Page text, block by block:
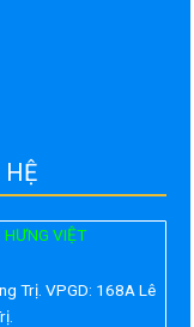
VIỆT
Trị. VPGD: 168A Lê